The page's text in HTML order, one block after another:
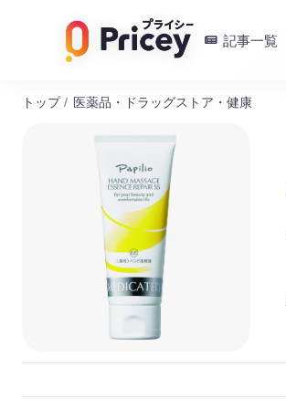
記事一覧
トップ / 医薬品・ドラッグストア・健康